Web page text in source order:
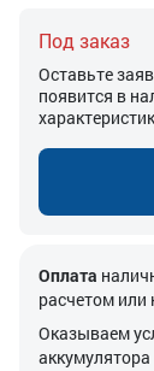
Под заказ
Оставьте
появится в
Оплата
расчетом или
Оказываем